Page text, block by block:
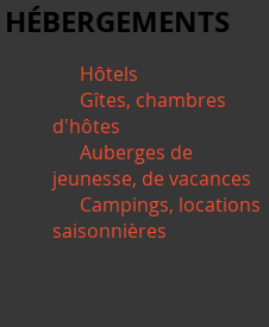
HÉBERGEMENTS
Hôtels
Gîtes, chambres
d'hôtes
Auberges de
jeunesse, de vacances
Campings, locations
saisonnières